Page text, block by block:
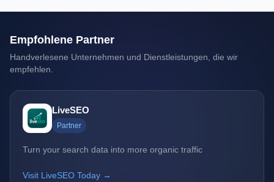
Empfohlene Partner
Handverlesene Unternehmen und Dienstleistungen, die wir
empfehlen.
LiveSEO
Partner
Turn your search data into more organic traffic
Visit LiveSEO Today →